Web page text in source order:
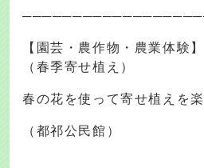
【園芸・農作物・農業体験
（春季寄せ植え）
春の花を使って寄せ植えを
（都祁公民館）